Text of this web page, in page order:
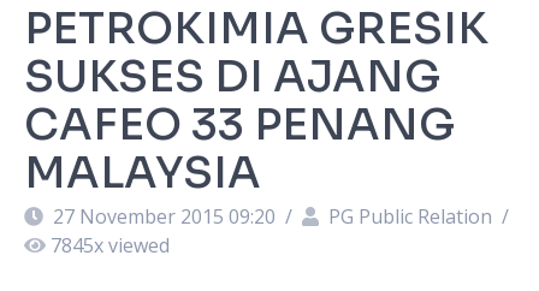
PETROKIMIA GRESIK
SUKSES DI AJANG
CAFEO 33 PENANG
MALAYSIA
27 November 2015 09:20 / PG Public Relation /
7845x viewed